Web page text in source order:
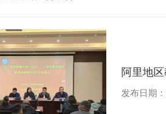
阿里地
发布日期